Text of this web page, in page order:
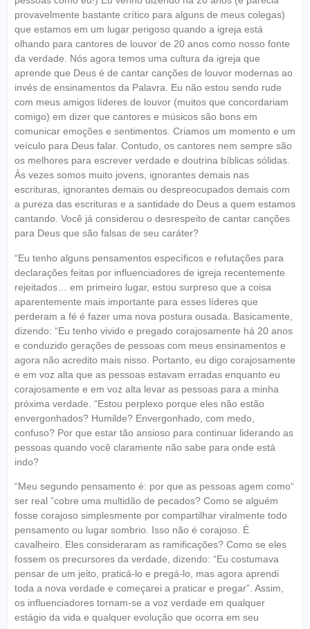
provavelmente bastante crítico para alguns de meus colegas)
que estamos em um lugar perigoso quando a igreja está
olhando para cantores de louvor de 20 anos como nosso fonte
da verdade. Nós agora temos uma cultura da igreja que
aprende que Deus é de cantar canções de louvor modernas ao
invés de ensinamentos da Palavra. Eu não estou sendo rude
com meus amigos líderes de louvor (muitos que concordariam
comigo) em dizer que cantores e músicos são bons em
comunicar emoções e sentimentos. Criamos um momento e um
veículo para Deus falar. Contudo, os cantores nem sempre são
os melhores para escrever verdade e doutrina bíblicas sólidas.
Às vezes somos muito jovens, ignorantes demais nas
escrituras, ignorantes demais ou despreocupados demais com
a pureza das escrituras e a santidade do Deus a quem estamos
cantando. Você já considerou o desrespeito de cantar canções
para Deus que são falsas de seu caráter?
“Eu tenho alguns pensamentos específicos e refutações para
declarações feitas por influenciadores de igreja recentemente
rejeitados… em primeiro lugar, estou surpreso que a coisa
aparentemente mais importante para esses líderes que
perderam a fé é fazer uma nova postura ousada. Basicamente,
dizendo: “Eu tenho vivido e pregado corajosamente há 20 anos
e conduzido gerações de pessoas com meus ensinamentos e
agora não acredito mais nisso. Portanto, eu digo corajosamente
e em voz alta que as pessoas estavam erradas enquanto eu
corajosamente e em voz alta levar as pessoas para a minha
próxima verdade. “Estou perplexo porque eles não estão
envergonhados? Humilde? Envergonhado, com medo,
confuso? Por que estar tão ansioso para continuar liderando as
pessoas quando você claramente não sabe para onde está
indo?
“Meu segundo pensamento é: por que as pessoas agem como“
ser real ”cobre uma multidão de pecados? Como se alguém
fosse corajoso simplesmente por compartilhar viralmente todo
pensamento ou lugar sombrio. Isso não é corajoso. É
cavalheiro. Eles consideraram as ramificações? Como se eles
fossem os precursores da verdade, dizendo: “Eu costumava
pensar de um jeito, praticá-lo e pregá-lo, mas agora aprendi
toda a nova verdade e começarei a praticar e pregar”. Assim,
os influenciadores tornam-se a voz verdade em qualquer
estágio da vida e qualquer evolução que ocorra em seu